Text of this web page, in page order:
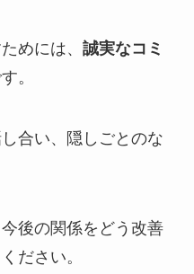
めには、 誠実なコミ
。
合い、隠しごとのな
後の関係をどう改善
ださい。